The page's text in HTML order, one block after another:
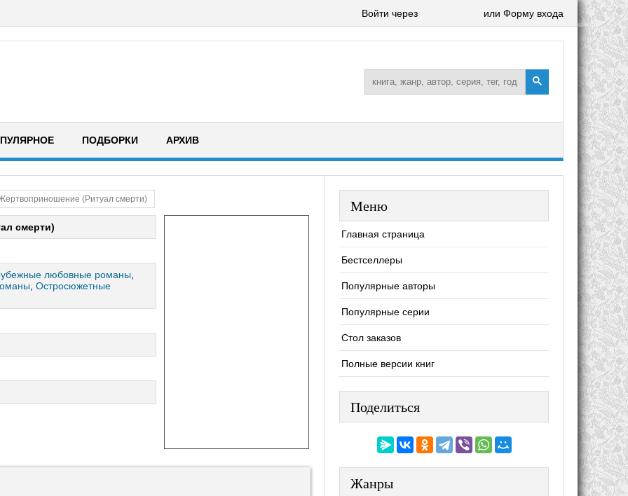
Войти через или Форму входа
ПОДБОРКИ АРХИВ
(Ритуал смерти)
смерти)
любовные романы
Остросюжетные
Меню
Главная страница
Бестселлеры
Популярные авторы
Популярные серии
Стол заказов
Полные версии книг
Поделиться
Жанры